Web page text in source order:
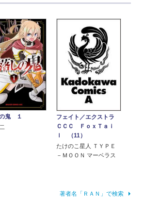
鬼 １
フェイト／エクストラ
ＣＣＣ ＦｏｘＴａｉ
ｌ （11）
たけのこ星人 ＴＹＰＥ
－ＭＯＯＮ マーベラス
著者名「ＲＡＮ」で検索